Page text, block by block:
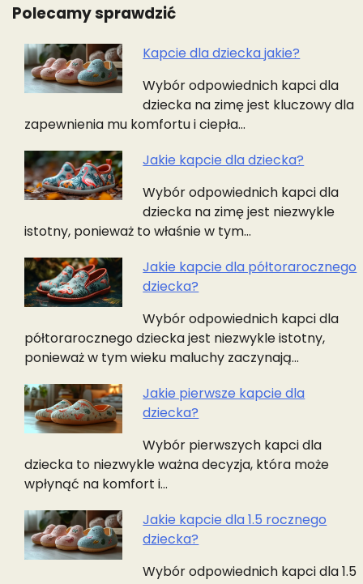
Polecamy sprawdzić
Kapcie dla dziecka jakie?
Wybór odpowiednich kapci dla
dziecka na zimę jest kluczowy dla
zapewnienia mu komfortu i ciepła…
Jakie kapcie dla dziecka?
Wybór odpowiednich kapci dla
dziecka na zimę jest niezwykle
istotny, ponieważ to właśnie w tym…
Jakie kapcie dla półtorarocznego
dziecka?
Wybór odpowiednich kapci dla
półtorarocznego dziecka jest niezwykle istotny,
ponieważ w tym wieku maluchy zaczynają…
Jakie pierwsze kapcie dla
dziecka?
Wybór pierwszych kapci dla
dziecka to niezwykle ważna decyzja, która może
wpłynąć na komfort i…
Jakie kapcie dla 1.5 rocznego
dziecka?
Wybór odpowiednich kapci dla 1.5
Nawigacja